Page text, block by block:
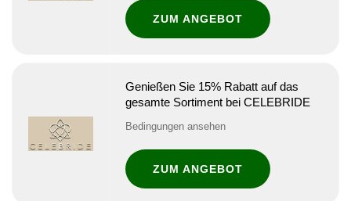
ZUM ANGEBOT
Genießen Sie 15% Rabatt auf das
gesamte Sortiment bei CELEBRIDE
Bedingungen ansehen
ZUM ANGEBOT